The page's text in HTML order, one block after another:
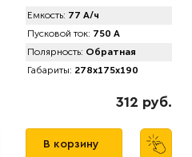
Емкость: 77 А/ч
Пусковой ток: 750 А
Полярность: Обратная
Габариты: 278x175x190
312 руб.
В корзину